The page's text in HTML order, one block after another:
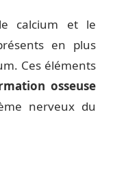
calcium et le
en plus
Ces éléments
osseuse
nerveux du